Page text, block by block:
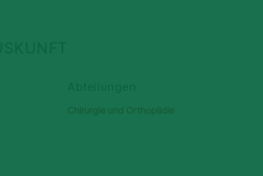
Chirurgie und Orthopädie